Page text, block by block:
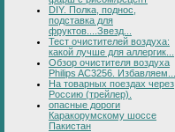
DIY. Полка, поднос,
подставка для
фруктов....Звезд...
Тест очистителей воздуха:
какой лучше для аллергик...
Обзор очистителя воздуха
Philips AC3256. Избавляем...
На товарных поездах через
Россию (трейлер).
опасные дороги
Каракорумскому шоссе
Пакистан